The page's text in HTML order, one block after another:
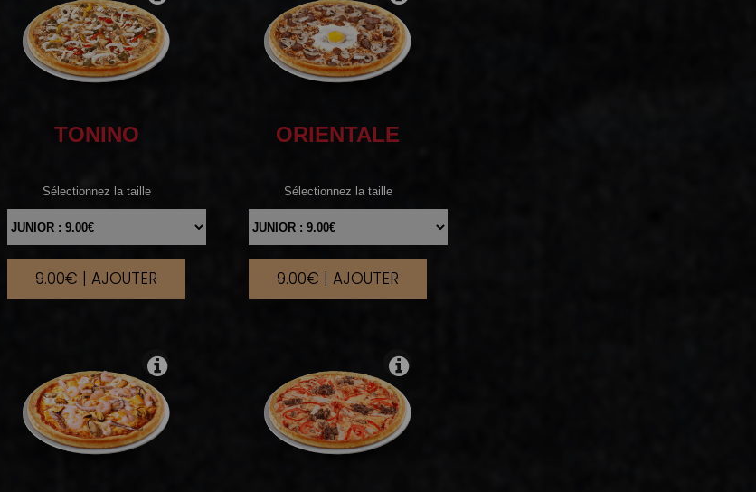
TONINO
Sélectionnez la taille
|
9.00€ | AJOUTER
ORIENTALE
Sélectionnez la taille
|
9.00€ | AJOUTER